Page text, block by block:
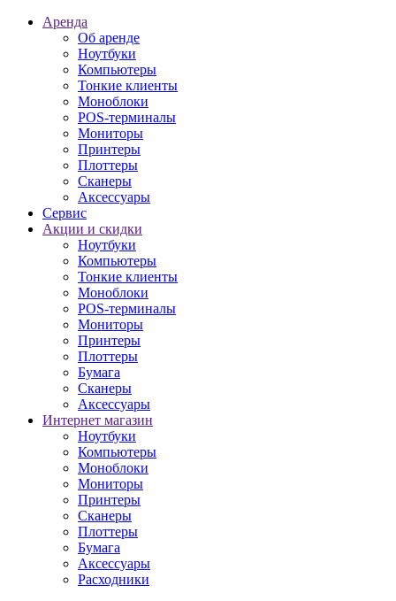
Аренда
Об аренде
Ноутбуки
Компьютеры
Тонкие клиенты
Моноблоки
POS-терминалы
Мониторы
Принтеры
Плоттеры
Сканеры
Аксессуары
Сервис
Акции и скидки
Ноутбуки
Компьютеры
Тонкие клиенты
Моноблоки
POS-терминалы
Мониторы
Принтеры
Плоттеры
Бумага
Сканеры
Аксессуары
Интернет магазин
Ноутбуки
Компьютеры
Моноблоки
Мониторы
Принтеры
Сканеры
Плоттеры
Бумага
Аксессуары
Расходники